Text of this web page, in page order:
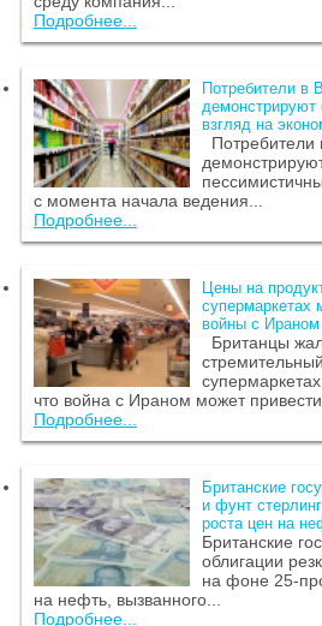
Подробнее...
Потребители в
взгляд на
Потребители
с момента начала ведения...
Подробнее...
Цены на
супермаркетах
войны с Ираном
Британцы
что война с Ираном может
Подробнее...
Британские
и фунт
роста цен на
Британские
облигации
на фоне 25-
на нефть, вызванного...
Подробнее...